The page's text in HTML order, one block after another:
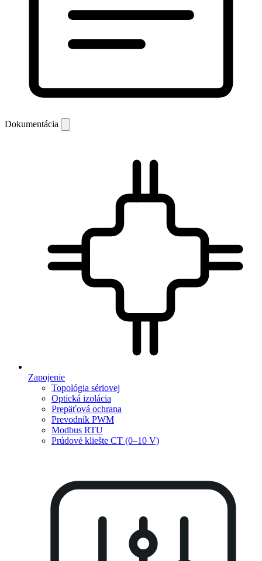
Dokumentácia
Zapojenie
Topológia sériovej
Optická izolácia
Prepäťová ochrana
Prevodník PWM
Modbus RTU
Prúdové kliešte CT (0–10 V)